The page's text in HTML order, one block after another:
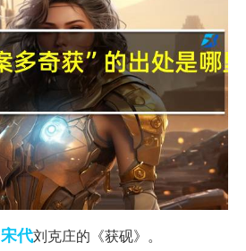
宋代刘克庄的《获砚》。